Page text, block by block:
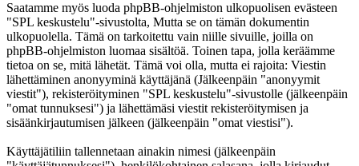
Saatamme myös luoda phpBB-ohjelmiston ulkopuolisen evästeen
"SPL keskustelu"-sivustolta, Mutta se on tämän dokumentin
ulkopuolella. Tämä on tarkoitettu vain niille sivuille, joilla on
phpBB-ohjelmiston luomaa sisältöä. Toinen tapa, jolla keräämme
tietoa on se, mitä lähetät. Tämä voi olla, mutta ei rajoita: Viestin
lähettäminen anonyyminä käyttäjänä (Jälkeenpäin "anonyymit
viestit"), rekisteröityminen "SPL keskustelu"-sivustolle (jälkeenpäin
"omat tunnuksesi") ja lähettämäsi viestit rekisteröitymisen ja
sisäänkirjautumisen jälkeen (jälkeenpäin "omat viestisi").
Käyttäjätiliin tallennetaan ainakin nimesi (jälkeenpäin